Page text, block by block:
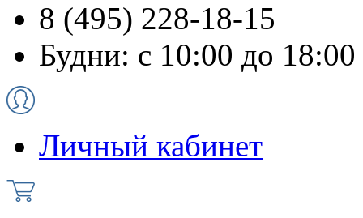
8 (495) 228-18-15
Будни: с 10:00 до 18:00
Личный кабинет